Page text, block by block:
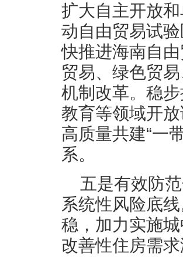
扩大自主开放
动自由贸易试
快推进海南自
贸易、绿色贸
机制改革。稳
教育等领域开
高质量共建“一
系。
五是有效防
系统性风险底
稳，加力实施
改善性住房需